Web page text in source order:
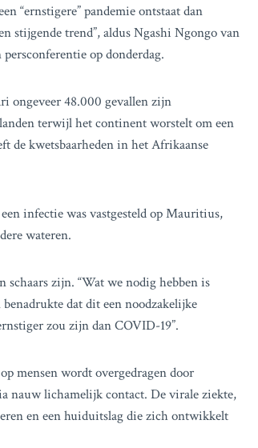
“ernstigere” pandemie ontstaat dan
stijgende trend”, aldus Ngashi Ngongo van
op donderdag.
ongeveer 48.000 gevallen zijn
terwijl het continent worstelt om een
de kwetsbaarheden in het Afrikaanse
infectie was vastgesteld op Mauritius,
wateren.
schaars zijn. “Wat we nodig hebben is
dat dit een noodzakelijke
zou zijn dan COVID-19”.
mensen wordt overgedragen door
nauw lichamelijk contact. De virale ziekte,
en een huiduitslag die zich ontwikkelt